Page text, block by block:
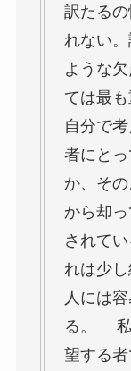
訳たる
れない
ような
ては最
自分で
者にと
か、そ
から却
されて
れは少
人には
る。 私
望する